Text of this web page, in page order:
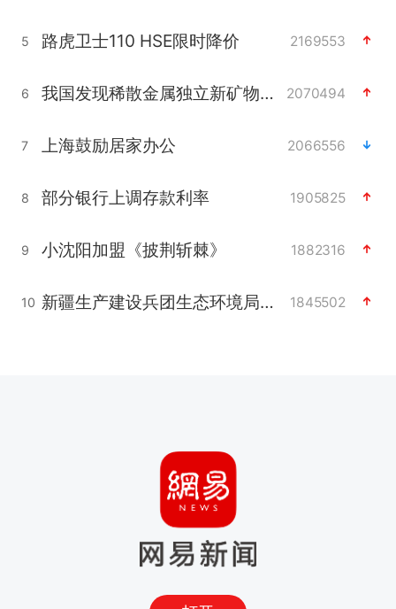
5 路虎卫士110 HSE限时降价 2169553
6 我国发现稀散金属独立新矿物——乌斯河锗矿 2070494
7 上海鼓励居家办公 2066556
8 部分银行上调存款利率 1905825
9 小沈阳加盟《披荆斩棘》 1882316
10 新疆生产建设兵团生态环境局原局长被查 1845502